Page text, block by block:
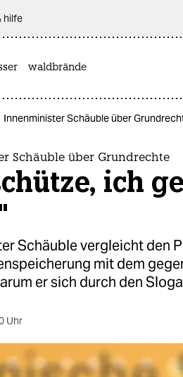
hilfe
waldbrände
Innenminister Schäuble über
Schäuble über Grundrechte
ich
Schäuble vergleicht den
mit dem
er sich durch den
Uhr